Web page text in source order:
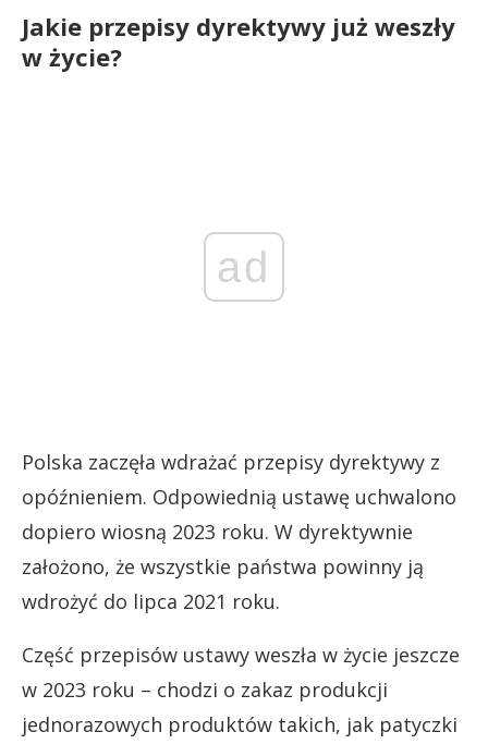
Jakie przepisy dyrektywy już weszły
w życie?
ad
Polska zaczęła wdrażać przepisy dyrektywy z
opóźnieniem. Odpowiednią ustawę uchwalono
dopiero wiosną 2023 roku. W dyrektywnie
założono, że wszystkie państwa powinny ją
wdrożyć do lipca 2021 roku.
Część przepisów ustawy weszła w życie jeszcze
w 2023 roku – chodzi o zakaz produkcji
jednorazowych produktów takich, jak patyczki